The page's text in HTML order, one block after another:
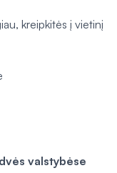
kreipkitės į vietinį
valstybėse